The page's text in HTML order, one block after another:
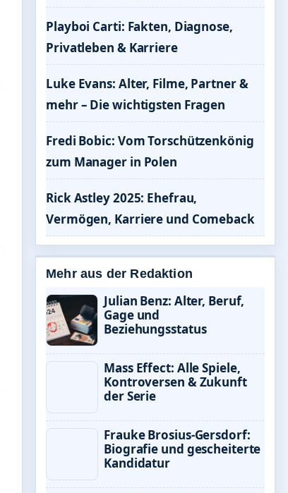
Playboi Carti: Fakten, Diagnose,
Privatleben & Karriere
Luke Evans: Alter, Filme, Partner &
mehr – Die wichtigsten Fragen
Fredi Bobic: Vom Torschützenkönig
zum Manager in Polen
Rick Astley 2025: Ehefrau,
Vermögen, Karriere und Comeback
Mehr aus der Redaktion
Julian Benz: Alter, Beruf,
Gage und
Beziehungsstatus
Mass Effect: Alle Spiele,
Kontroversen & Zukunft
der Serie
Frauke Brosius-Gersdorf:
Biografie und gescheiterte
Kandidatur